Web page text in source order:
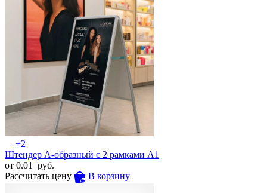
+2
Штендер А-образный с 2 рамками А1
от 0.01
руб.
Рассчитать цену
В корзину